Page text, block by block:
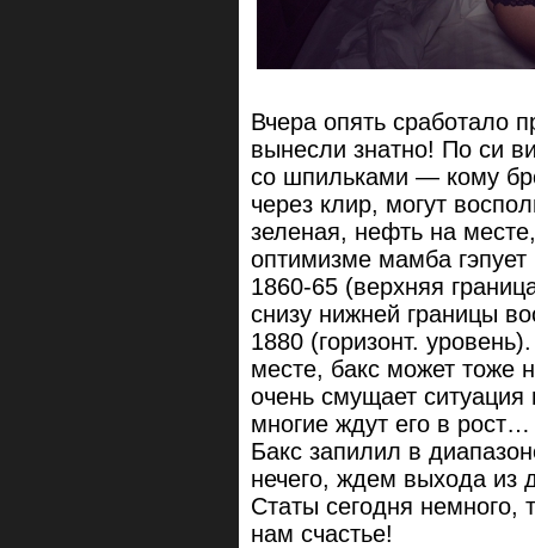
Вчера опять сработало
вынесли знатно! По си
со шпильками — кому
через клир, могут
зеленая, нефть на
оптимизме мамба
1860-65 (верхняя
снизу нижней границы
1880 (горизонт.
месте, бакс может тоже
очень смущает ситуация
многие ждут его в
Бакс запилил в
нечего, ждем выхода из
Статы сегодня немного,
нам счастье!